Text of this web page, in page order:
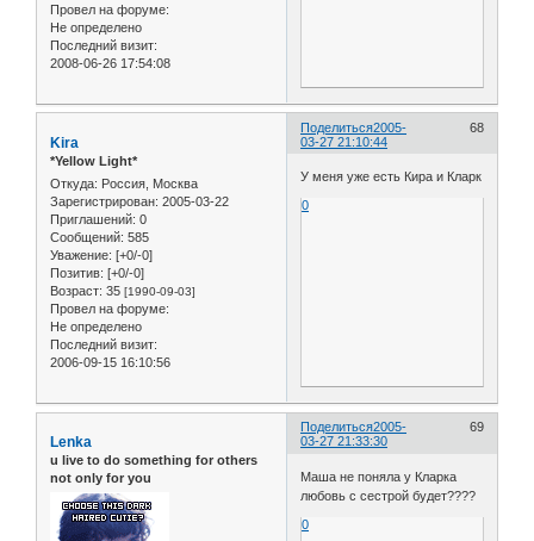
Провел на форуме:
Не определено
Последний визит:
2008-06-26 17:54:08
Поделиться 68
2005-
03-27 21:10:44
Kira
*Yellow Light*
Откуда: Россия, Москва
Зарегистрирован: 2005-03-22
Приглашений: 0
Сообщений: 585
Уважение: [+0/-0]
Позитив: [+0/-0]
Возраст: 35 [1990-09-03]
Провел на форуме:
Не определено
Последний визит:
2006-09-15 16:10:56
У меня уже есть Кира и Кларк
0
Поделиться 69
2005-
03-27 21:33:30
Lenka
u live to do something for others
not only for you
Маша не поняла у Кларка
любовь с сестрой будет????
0